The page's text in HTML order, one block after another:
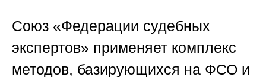
Союз «Федерации судебных
экспертов» применяет комплекс
методов, базирующихся на ФСО и